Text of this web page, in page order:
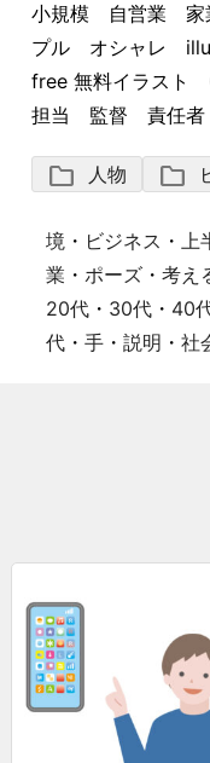
小規模 自営業
プル オシャレ
free 無料イラス
担当 監督 責任
folder 人物 folder
境・ ビジネス ・ 上
業 ・ ポーズ・ 考え
20代・ 30代・ 40
代・ 手・ 説明 ・ 社